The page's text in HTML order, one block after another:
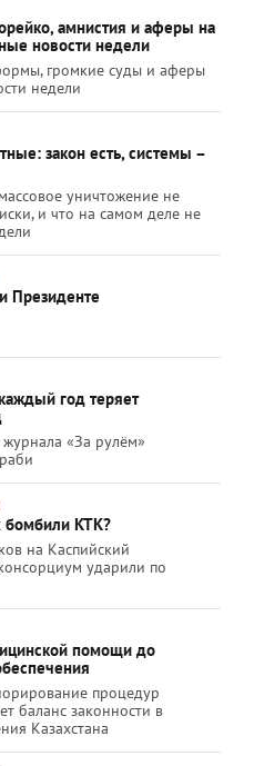
амнистия и аферы на
новости недели
громкие суды и аферы
недели
закон есть, системы –
уничтожение не
и что на самом деле не
Президенте
год теряет
«За рулём»
бомбили КТК?
на Каспийский
ударили по
помощи до
процедур
баланс законности в
Казахстана